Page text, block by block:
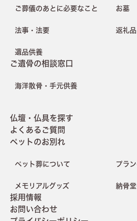
ご葬儀のあとに必要なこと お墓
法事・法要 返礼品
遺品供養
ご遺骨の相談窓口
海洋散骨・手元供養
仏壇・仏具を探す
よくあるご質問
ペットのお別れ
ペット葬について プラ
メモリアルグッズ 納骨
採用情報
お問い合わせ